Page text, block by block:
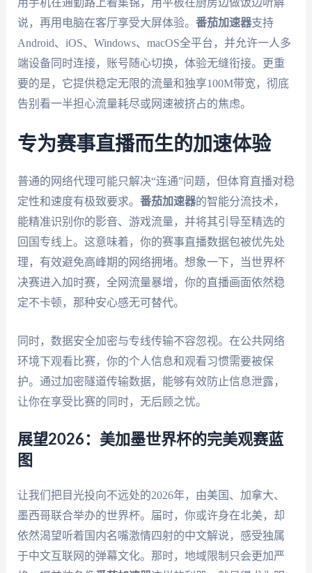
用手机在通勤路上看集锦，用平板在厨房边做饭边听解
说，再用电脑在客厅享受大屏体验。 番茄加速器支持
Android、iOS、Windows、macOS全平台，并允许一人多
端设备同时连接，账号随心切换，体验无缝衔接。更重
要的是，它提供稳定无限的流量和独享100M带宽，彻底
告别看一半担心流量耗尽或网速被挤占的焦虑。
专为赛事直播而生的加速体验
普通的网络代理可能只解决“连通”问题，但体育直播对稳
定性和速度有极致要求。 番茄加速器的智能分流技术，
能精准识别你的影音、游戏流量，并将其引导至精选的
回国专线上。这意味着，你的赛事直播数据包被优先处
理，有效避免高峰期的网络拥堵。想象一下，当世界杯
决赛进入加时赛，全网流量暴增，你的直播画面依然稳
定不卡顿，那种安心感无可替代。
同时，数据安全加密与专线传输不容忽视。在公共网络
环境下观看比赛，你的个人信息和观看习惯需要被保
护。通过加密隧道传输数据，能够有效防止信息泄露，
让你在享受比赛的同时，无后顾之忧。
展望2026：美加墨世界杯的完美观赛蓝
图
让我们把目光投向不远处的2026年，由美国、加拿大、
墨西哥联合举办的世界杯。届时，你或许身在北美，却
依然渴望听着国内名嘴激情四射的中文解说，感受独属
于中文互联网的弹幕文化。那时，地域限制只会更加严